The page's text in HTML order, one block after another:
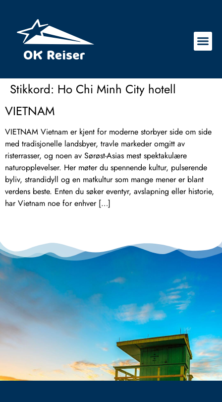
Stikkord: Ho Chi Minh City hotell
VIETNAM
VIETNAM Vietnam er kjent for moderne storbyer side om side
med tradisjonelle landsbyer, travle markeder omgitt av
risterrasser, og noen av Sørøst-Asias mest spektakulære
naturopplevelser. Her møter du spennende kultur, pulserende
byliv, strandidyll og en matkultur som mange mener er blant
verdens beste. Enten du søker eventyr, avslapning eller historie,
har Vietnam noe for enhver […]